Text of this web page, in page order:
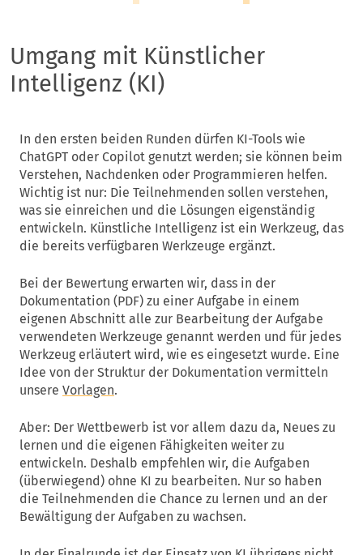
Umgang mit Künstlicher
Intelligenz (KI)
In den ersten beiden Runden dürfen KI-Tools wie
ChatGPT oder Copilot genutzt werden; sie können beim
Verstehen, Nachdenken oder Programmieren helfen.
Wichtig ist nur: Die Teilnehmenden sollen verstehen,
was sie einreichen und die Lösungen eigenständig
entwickeln. Künstliche Intelligenz ist ein Werkzeug, das
die bereits verfügbaren Werkzeuge ergänzt.
Bei der Bewertung erwarten wir, dass in der
Dokumentation (PDF) zu einer Aufgabe in einem
eigenen Abschnitt alle zur Bearbeitung der Aufgabe
verwendeten Werkzeuge genannt werden und für jedes
Werkzeug erläutert wird, wie es eingesetzt wurde. Eine
Idee von der Struktur der Dokumentation vermitteln
unsere Vorlagen.
Aber: Der Wettbewerb ist vor allem dazu da, Neues zu
lernen und die eigenen Fähigkeiten weiter zu
entwickeln. Deshalb empfehlen wir, die Aufgaben
(überwiegend) ohne KI zu bearbeiten. Nur so haben
die Teilnehmenden die Chance zu lernen und an der
Bewältigung der Aufgaben zu wachsen.